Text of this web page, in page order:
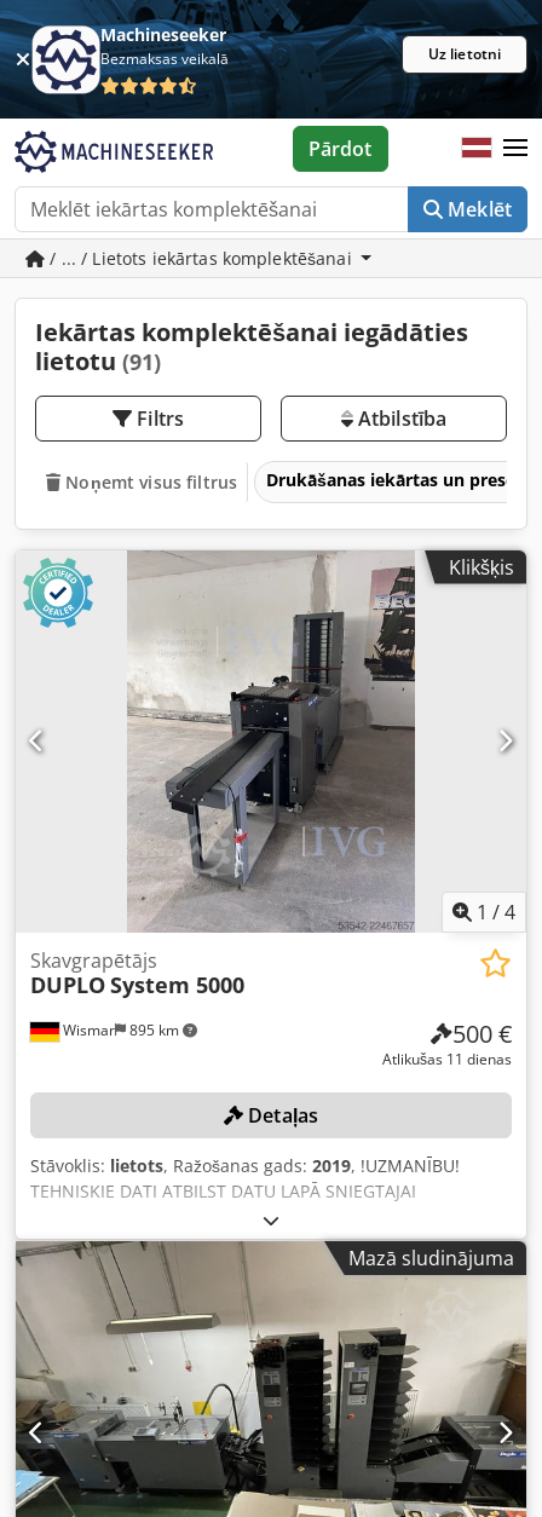
Machineseeker
Bezmaksas veikalā Uz lietotni
Meklēt
Pārdot
/ ... / Lietots iekārtas komplektēšanai
Iekārtas komplektēšanai iegādāties
lietotu (91)
Filtrs Atbilstība
Noņemt visus filtrus Drukāšanas iekārtas un preses
Klikšķis
1 /4
Wismar 895 km
Skavgrapētājs
DUPLOSystem 5000
500 €
Atlikušas 11 dienas
Detaļas
Stāvoklis: lietots, Ražošanas gads: 2019, !UZMANĪBU!
TEHNISKIE DATI ATBILST DATU LAPĀ SNIEGTAJAI
INFORMĀCIJAI, TIE NAV PĀRBAUDĪTI. IESAKĀM VEIKT
APKATĒ. Ievades formāts: 4-lapu loksnes, minimālais
izmērs 180 x 105 mm, maksimālais izmērs 550 x 350 mm.
Gala formāts (brošūra): minimālais izmērs 90 x 105 mm,
maksimālais izmērs 305 x 350 mm. Brošūras biezums:
maksimāli 76 lappuses. Ātrums: maksimāli 6000 cikli
stundā. Iekārtas izmēri: 6500 x 850 x 1700 mm (garums x
platums x augstums). Dcodpfx Ajzqzclsqgjk
Mazā sludinājuma